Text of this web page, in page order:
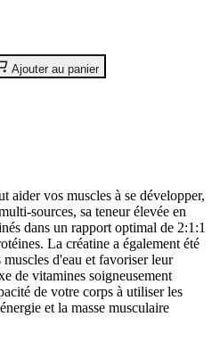
Ajouter au panier
aider vos muscles à se développer,
sources, sa teneur élevée en
dans un rapport optimal de 2:1:1
La créatine a également été
d'eau et favoriser leur
de vitamines soigneusement
de votre corps à utiliser les
et la masse musculaire